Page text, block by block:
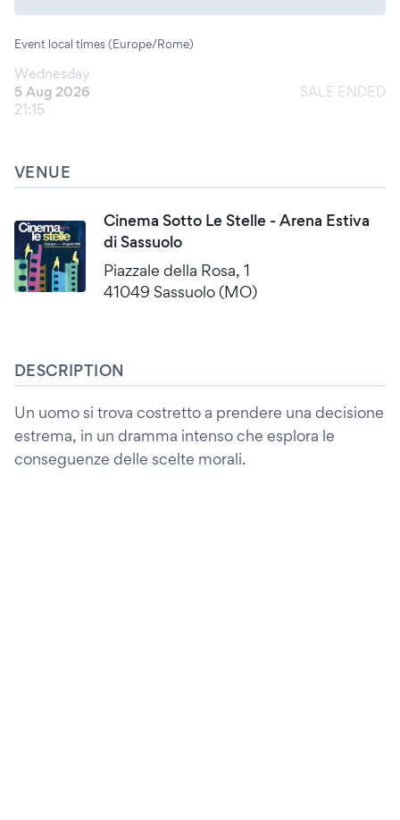
Event local times (Europe/Rome)
Wednesday
5 Aug 2026
21:15
SALE ENDED
VENUE
Cinema Sotto Le Stelle - Arena Estiva
di Sassuolo
Piazzale della Rosa, 1
41049 Sassuolo (MO)
DESCRIPTION
Un uomo si trova costretto a prendere una decisione
estrema, in un dramma intenso che esplora le
conseguenze delle scelte morali.